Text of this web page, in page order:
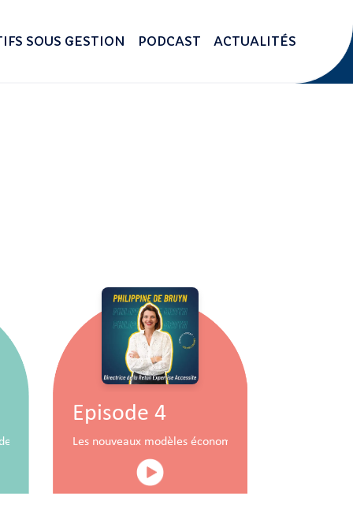
SOUS GESTION PODCAST ACTUALITÉS
commerce
Episode 4
Les nouveaux modèles économiques pour les centres